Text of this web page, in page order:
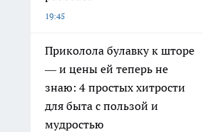
19:45
Приколола булавку к шторе
— и цены ей теперь не
знаю: 4 простых хитрости
для быта с пользой и
мудростью